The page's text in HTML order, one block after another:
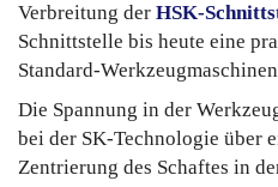
Verbreitung der HSK-
Schnittstelle bis heute eine
Standard-
Die Spannung in der
bei der SK-Technologie über
Zentrierung des Schaftes in